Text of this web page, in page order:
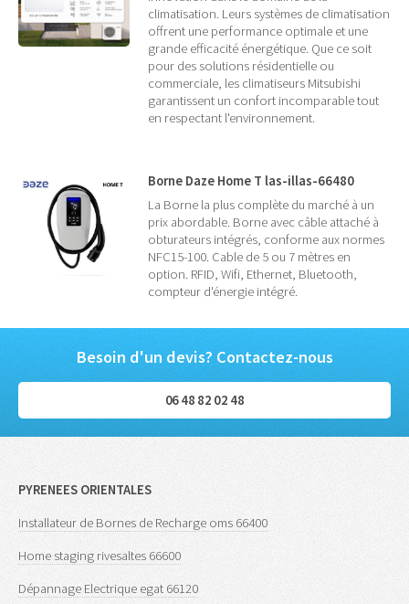
climatisation. Leurs systèmes de climatisation
offrent une performance optimale et une
grande efficacité énergétique. Que ce soit
pour des solutions résidentielle ou
commerciale, les climatiseurs Mitsubishi
garantissent un confort incomparable tout
en respectant l'environnement.
Borne Daze Home T las-illas-66480
La Borne la plus complète du marché à un
prix abordable. Borne avec câble attaché à
obturateurs intégrés, conforme aux normes
NFC15-100. Cable de 5 ou 7 mètres en
option. RFID, Wifi, Ethernet, Bluetooth,
compteur d'énergie intégré.
Besoin d'un devis? Contactez-nous
06 48 82 02 48
PYRENEES ORIENTALES
Installateur de Bornes de Recharge oms 66400
Home staging rivesaltes 66600
Dépannage Electrique egat 66120